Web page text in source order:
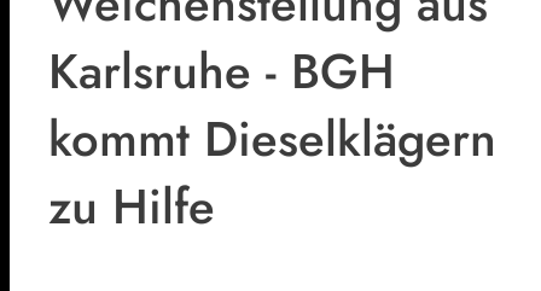
Karlsruhe - BGH
kommt Dieselklägern
zu Hilfe